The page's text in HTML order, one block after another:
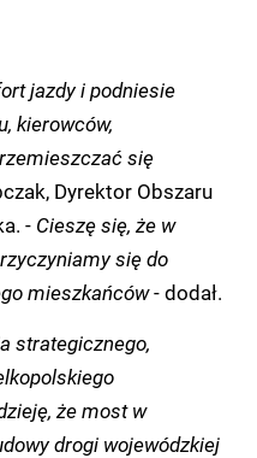
jazdy i podniesie
kierowców,
się
Dyrektor Obszaru
- Cieszę się, że w
się do
mieszkańców- dodał.
strategicznego,
że most w
drogi wojewódzkiej